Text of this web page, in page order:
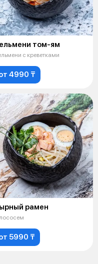
том-ям
с креветками
4990 ₸
рамен
5990 ₸